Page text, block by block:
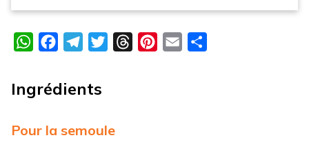
WhatsAppFacebookTelegramTwitterThreadsPinterest
Email
Ingrédients
Pour la semoule